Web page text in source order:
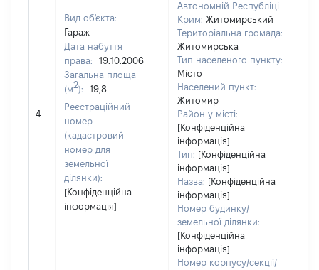
4
Вид об'єкта:
Гараж
Дата набуття
права:
19.10.2006
Загальна площа
(м2):
19,8
Реєстраційний
номер
(кадастровий
номер для
земельної
ділянки):
[Конфіденційна
інформація]
Автономній Республіці
Крим: Житомирський
Територіальна громада:
Житомирська
Тип населеного пункту:
Місто
Населений пункт:
Житомир
Район у місті:
[Конфіденційна
інформація]
Тип: [Конфіденційна
інформація]
Назва: [Конфіденційна
інформація]
Номер будинку/
земельної ділянки:
[Конфіденційна
інформація]
Номер корпусу/секції/